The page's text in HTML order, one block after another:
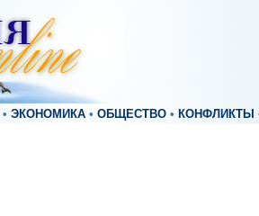
• ЭКОНОМИКА • ОБЩЕСТВО • КОНФЛИКТЫ